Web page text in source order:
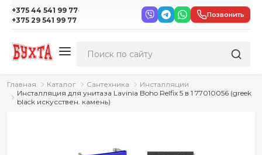
+375 44 541 99 77·
+375 29 541 99 77
Позвонить
Главная Каталог Сантехника
Инсталляции
Инсталляция для унитаза Lavinia Boho Relfix 5 в 1 77010056 (greek
black искусствен. камень)